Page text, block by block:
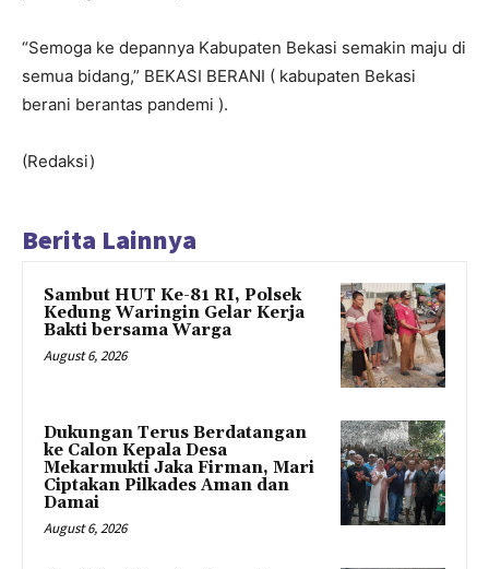
“Semoga ke depannya Kabupaten Bekasi semakin maju di
semua bidang,” BEKASI BERANI ( kabupaten Bekasi
berani berantas pandemi ).
(Redaksi)
Berita Lainnya
Sambut HUT Ke-81 RI, Polsek
Kedung Waringin Gelar Kerja
Bakti bersama Warga
August 6, 2026
Dukungan Terus Berdatangan
ke Calon Kepala Desa
Mekarmukti Jaka Firman, Mari
Ciptakan Pilkades Aman dan
Damai
August 6, 2026